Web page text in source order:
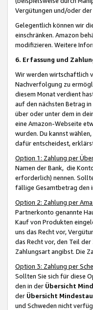
Vergütungen und/oder
Gelegentlich können wir
einschränken. Amazon
modifizieren. Weitere
6. Erfassung und
Wir werden wirtschaftlich
Nachverfolgung zu
diesem Monat verdient
auf den nächsten Betrag
über oder unter dem in
eine Amazon-Webseite
wurden. Du kannst
dafür entscheidest,
Option 1: Zahlung per
Namen der Bank, die
erforderlich) nennen.
fällige Gesamtbetrag den
Option 2: Zahlung per
Partnerkonto genannte
Kauf von Produkten
uns das Recht vor,
das Recht vor, den Teil
Zahlungsart angibst. Die
Option 3: Zahlung per
Sollten Sie sich für diese
den in der Übersicht
der Übersicht
und Schweden nicht